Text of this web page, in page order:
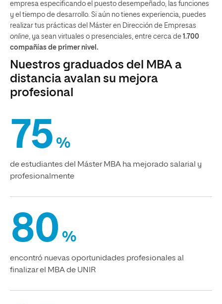
empresa especificando el puesto desempeñado, las funciones
y el tiempo de desarrollo. Si aún no tienes experiencia, puedes
realizar tus prácticas del Máster en Dirección de Empresas
online, ya sean virtuales o presenciales, entre cerca de 1.700
compañías de primer nivel.
Nuestros graduados del MBA a
distancia avalan su mejora
profesional
75 %
de estudiantes del Máster MBA ha mejorado salarial y
profesionalmente
80 %
encontró nuevas oportunidades profesionales al
finalizar el MBA de UNIR